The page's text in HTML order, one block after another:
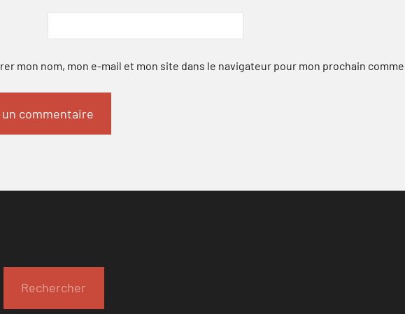
mon nom, mon e-mail et mon site dans le navigateur pour mon prochain
Rechercher